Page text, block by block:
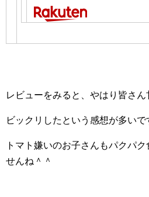
レビューをみると、やはり皆さん
ビックリしたという感想が多いで
トマト嫌いのお子さんもパクパ
せんね＾＾